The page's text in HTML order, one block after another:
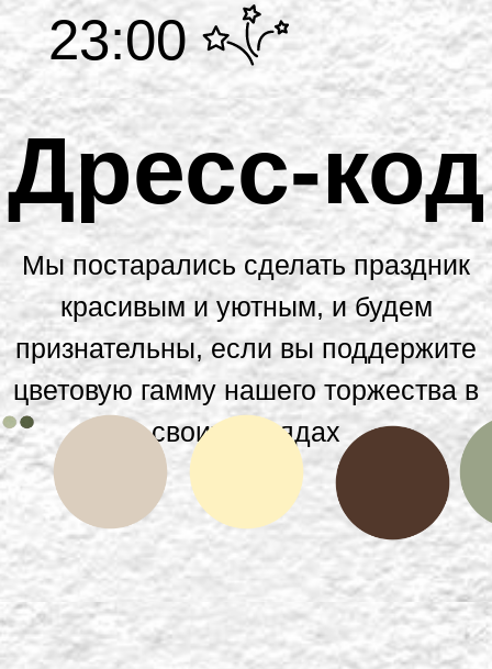
23:00
Дресс-код
Мы постарались сделать праздник
красивым и уютным, и будем
признательны, если вы поддержите
цветовую гамму нашего торжества в
своих нарядах